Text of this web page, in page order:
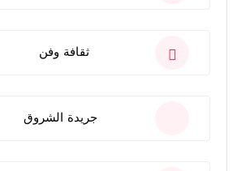
ثقافة وفن
جريدة الشروق